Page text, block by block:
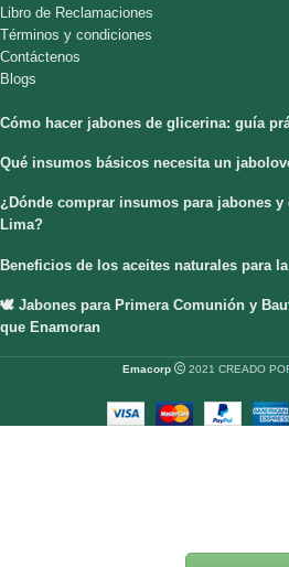
Libro de Reclamaciones
Términos y condiciones
Contáctenos
Blogs
Cómo hacer jabones de glicerina: guía
Qué insumos básicos necesita un
¿Dónde comprar insumos para jabones y
Lima?
Beneficios de los aceites naturales para
🕊️ Jabones para Primera Comunión y
que Enamoran
Emacorp 2021 CREADO